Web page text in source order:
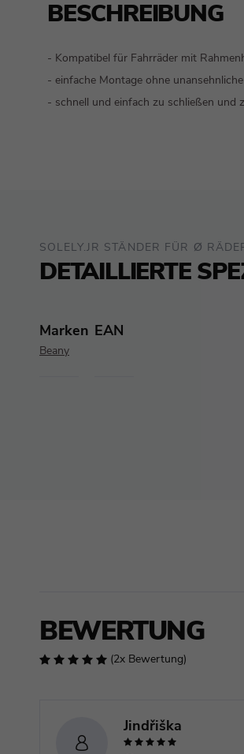
BESCHREIBUNG
- Kompatibel für Fahrräder mit
- einfache Montage ohne
- schnell und einfach zu schließen und
SOLELY.JR STÄNDER FÜR Ø
DETAILLIERTE
Marken
Beany
EAN
BEWERTUNG
(2x Bewertung)
Jindřiška